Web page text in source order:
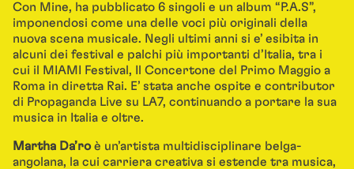
Con Mine, ha pubblicato 6 singoli e un album “P.A.S”,
imponendosi come una delle voci più originali della
nuova scena musicale. Negli ultimi anni si e’ esibita in
alcuni dei festival e palchi più importanti d’Italia, tra i
cui il MIAMI Festival, Il Concertone del Primo Maggio a
Roma in diretta Rai. E’ stata anche ospite e contributor
di Propaganda Live su LA7, continuando a portare la sua
musica in Italia e oltre.
Martha Da’roè un’artista multidisciplinare belga-
angolana, la cui carriera creativa si estende tra musica,